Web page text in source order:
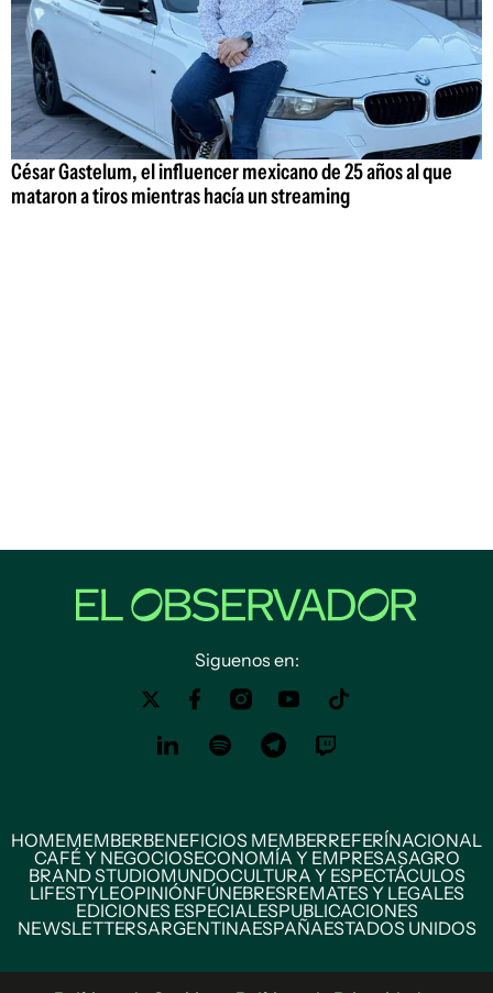
César Gastelum, el influencer mexicano de 25 años al que
mataron a tiros mientras hacía un streaming
Siguenos en:
HOMEMEMBERBENEFICIOS MEMBERREFERÍNACIONAL
CAFÉ Y NEGOCIOSECONOMÍA Y EMPRESASAGRO
BRAND STUDIOMUNDOCULTURA Y ESPECTÁCULOS
LIFESTYLEOPINIÓNFÚNEBRESREMATES Y LEGALES
EDICIONES ESPECIALESPUBLICACIONES
NEWSLETTERSARGENTINAESPAÑAESTADOS UNIDOS